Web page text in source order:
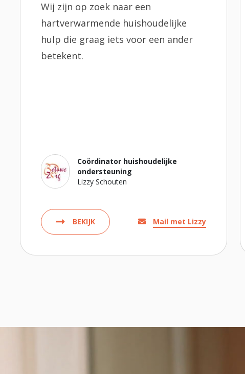
Wij zijn op zoek naar een
hartverwarmende huishoudelijke
hulp die graag iets voor een ander
betekent.
Coördinator huishoudelijke
ondersteuning
Lizzy Schouten
BEKIJK Mail met Lizzy